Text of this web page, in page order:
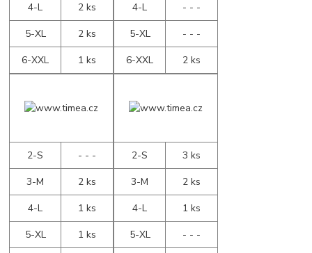
4-L
2 ks
5-XL
2 ks
6-XXL
1 ks
4-L
- - -
5-XL
- - -
6-XXL
2 ks
2-S
- - -
3-M
2 ks
4-L
1 ks
5-XL
1 ks
2-S
3 ks
3-M
2 ks
4-L
1 ks
5-XL
- - -